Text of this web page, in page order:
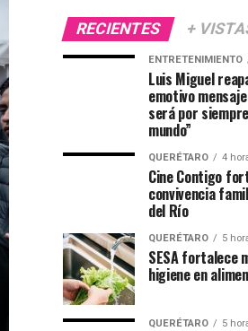
RECIENTES +
ENTRETENIMIENTO
Luis Miguel
emotivo
será por
mundo”
QUERÉTARO 4
Cine Contigo
convivencia
del Río
QUERÉTARO 5
SESA fortalece
higiene en
QUERÉTARO 5